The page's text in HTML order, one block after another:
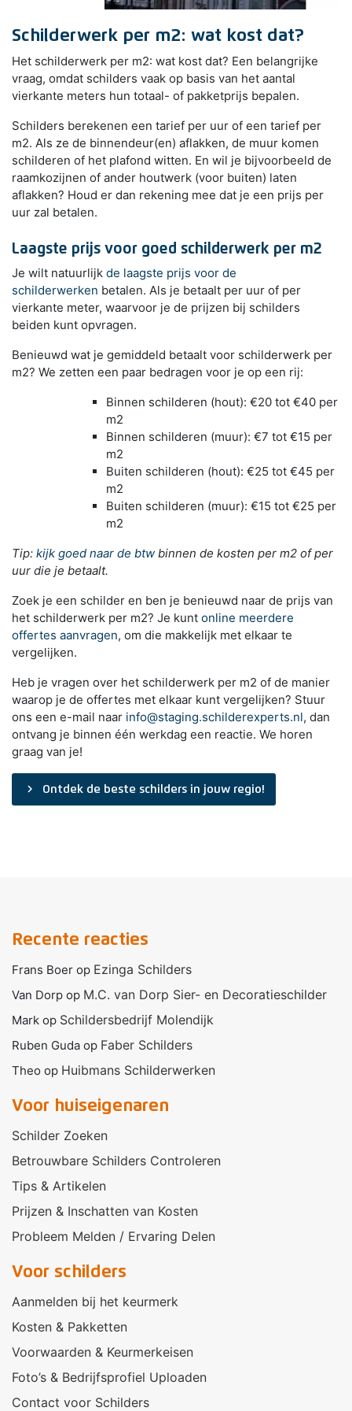
Schilderwerk per m2: wat kost dat?
Het schilderwerk per m2: wat kost dat? Een belangrijke
vraag, omdat schilders vaak op basis van het aantal
vierkante meters hun totaal- of pakketprijs bepalen.
Schilders berekenen een tarief per uur of een tarief per
m2. Als ze de binnendeur(en) aflakken, de muur komen
schilderen of het plafond witten. En wil je bijvoorbeeld de
raamkozijnen of ander houtwerk (voor buiten) laten
aflakken? Houd er dan rekening mee dat je een prijs per
uur zal betalen.
Laagste prijs voor goed schilderwerk per m2
Je wilt natuurlijk de laagste prijs voor de
schilderwerken betalen. Als je betaalt per uur of per
vierkante meter, waarvoor je de prijzen bij schilders
beiden kunt opvragen.
Benieuwd wat je gemiddeld betaalt voor schilderwerk per
m2? We zetten een paar bedragen voor je op een rij:
Binnen schilderen (hout): €20 tot €40 per
m2
Binnen schilderen (muur): €7 tot €15 per
m2
Buiten schilderen (hout): €25 tot €45 per
m2
Buiten schilderen (muur): €15 tot €25 per
m2
Tip: kijk goed naar de btw binnen de kosten per m2 of per
uur die je betaalt.
Zoek je een schilder en ben je benieuwd naar de prijs van
het schilderwerk per m2? Je kunt online meerdere
offertes aanvragen, om die makkelijk met elkaar te
vergelijken.
Heb je vragen over het schilderwerk per m2 of de manier
waarop je de offertes met elkaar kunt vergelijken? Stuur
ons een e-mail naar info@staging.schilderexperts.nl, dan
ontvang je binnen één werkdag een reactie. We horen
graag van je!
navigate_next Ontdek de beste schilders in jouw regio!
Recente reacties
Frans Boer op Ezinga Schilders
Van Dorp op M.C. van Dorp Sier- en Decoratieschilder
Mark op Schildersbedrijf Molendijk
Ruben Guda op Faber Schilders
Theo op Huibmans Schilderwerken
Voor huiseigenaren
Schilder Zoeken
Betrouwbare Schilders Controleren
Tips & Artikelen
Prijzen & Inschatten van Kosten
Probleem Melden / Ervaring Delen
Voor schilders
Aanmelden bij het keurmerk
Kosten & Pakketten
Voorwaarden & Keurmerkeisen
Foto’s & Bedrijfsprofiel Uploaden
Contact voor Schilders